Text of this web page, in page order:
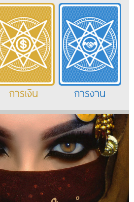
การเงิน การงาน